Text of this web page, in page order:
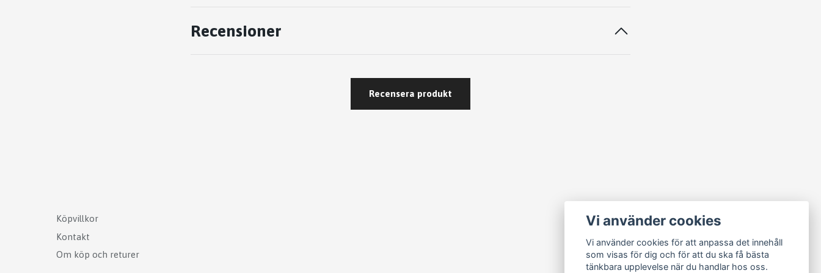
Recensioner
Recensera produkt
Köpvillkor
Kontakt
Om köp och returer
Vi använder cookies
Vi använder cookies för att anpassa det innehåll
som visas för dig och för att du ska få bästa
tänkbara upplevelse när du handlar hos oss.